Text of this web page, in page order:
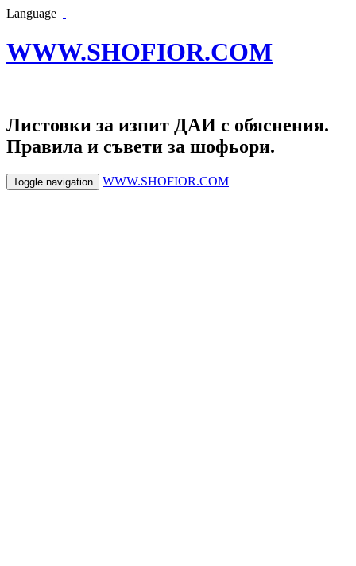
Language
WWW.SHOFIOR.COM
Листовки за изпит ДАИ с обяснения.
Правила и съвети за шофьори.
Toggle navigation WWW.SHOFIOR.COM